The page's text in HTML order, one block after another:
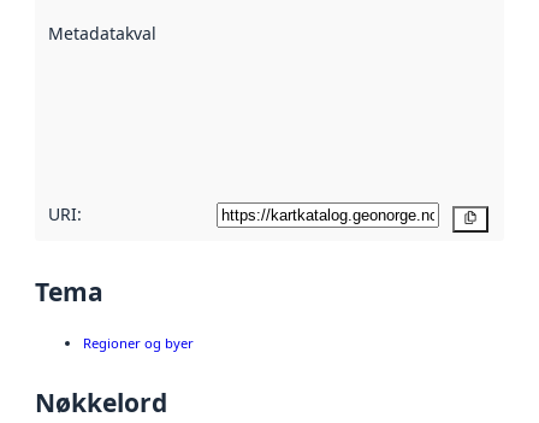
Metadatakvalitet
URI:
Tema
Regioner og byer
Nøkkelord